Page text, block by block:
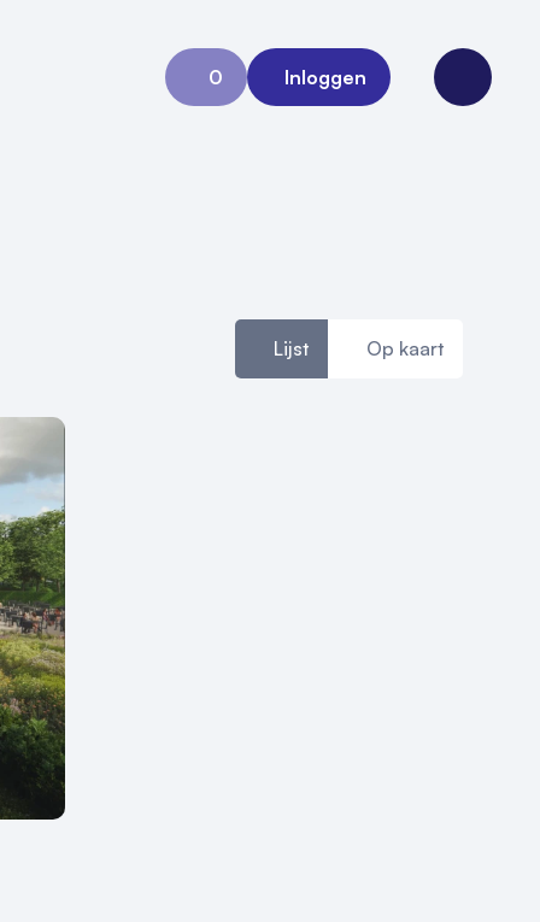
0
Aanvraag 0
Inloggen
Open
Lijst Op kaart